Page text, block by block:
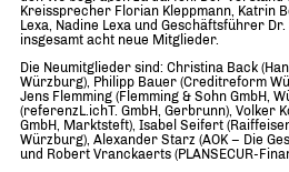
Mitglieder
Senatoren
Ziele
Imagefilm
Merchandising-Klamotten
Kreissprecher Florian Kleppmann, Katrin
Lexa, Nadine Lexa und Geschäftsführer
insgesamt acht neue Mitglieder.
Die Neumitglieder sind: Christina Back
Würzburg), Philipp Bauer (Creditreform
Jens Flemming (Flemming & Sohn GmbH,
(referenzL.ichT. GmbH, Gerbrunn), Volker
GmbH, Marktsteft), Isabel Seifert
Würzburg), Alexander Starz (AOK – Die
und Robert Vranckaerts (PLANSECUR-